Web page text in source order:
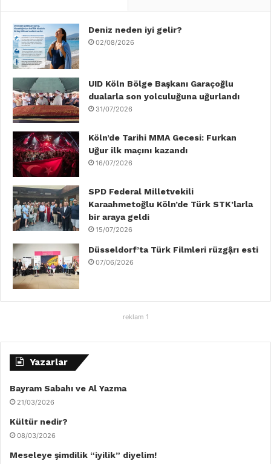
b
o
o
k
t
r
e
I
n
u
e
r
Deniz neden iyi gelir?
02/08/2026
UID Köln Bölge Başkanı Garaçoğlu
dualarla son yolculuğuna uğurlandı
31/07/2026
Köln’de Tarihi MMA Gecesi: Furkan
Uğur ilk maçını kazandı
16/07/2026
SPD Federal Milletvekili
Karaahmetoğlu Köln’de Türk STK’larla
bir araya geldi
15/07/2026
Düsseldorf’ta Türk Filmleri rüzgậrı esti
07/06/2026
reklam 1
Yazarlar
Bayram Sabahı ve Al Yazma
21/03/2026
Kültür nedir?
08/03/2026
Meseleye şimdilik “iyilik” diyelim!